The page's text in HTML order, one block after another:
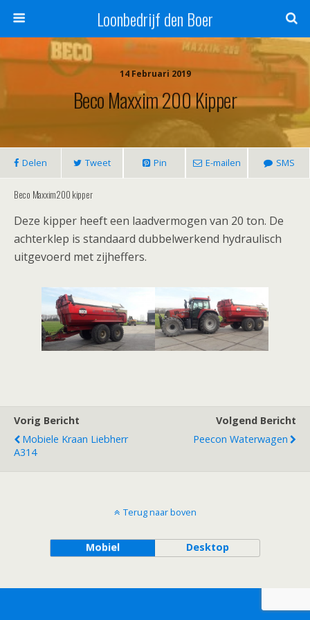
Loonbedrijf den Boer
14 Februari 2019
Beco Maxxim 200 Kipper
Delen Tweet Pin E-mailen SMS
Beco Maxxim200 kipper
Deze kipper heeft een laadvermogen van 20 ton. De
achterklep is standaard dubbelwerkend hydraulisch
uitgevoerd met zijheffers.
Vorig Bericht
Mobiele Kraan Liebherr
A314
Volgend Bericht
Peecon Waterwagen
Terug naar boven
Mobiel Desktop